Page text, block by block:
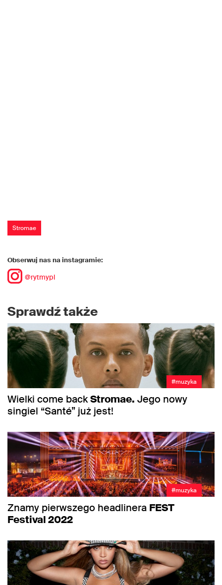
Stromae
Obserwuj nas na instagramie:
@rytmypl
Sprawdź także
#muzyka
Wielki come backStromae. Jego nowy
singiel “Santé” już jest!
#muzyka
Znamy pierwszego headlinera FEST
Festival 2022